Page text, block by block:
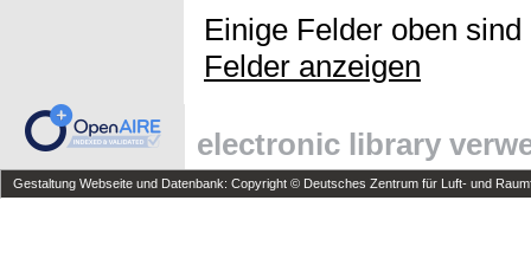
Einige Felder oben
Felder anzeigen
electronic library
Gestaltung Webseite und Datenbank: Copyright © Deutsches Zentrum für Luft- und